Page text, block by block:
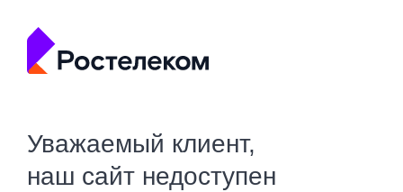
Уважаемый клиент,
наш сайт недоступен